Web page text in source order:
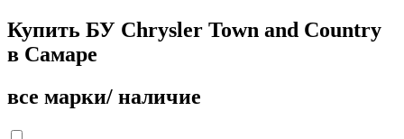
Купить БУ Chrysler Town and Country
в Самаре
все марки/ наличие